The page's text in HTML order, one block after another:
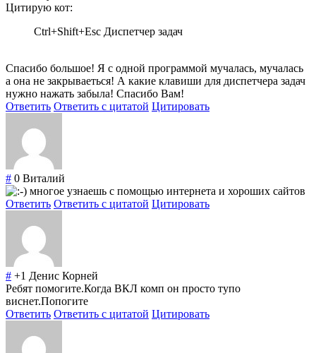
Цитирую кот:
Ctrl+Shift+Esc Диспетчер задач
Спасибо большое! Я с одной программой мучалась, мучалась
а она не закрываеться! А какие клавиши для диспетчера задач
нужно нажать забыла! Спасибо Вам!
Ответить Ответить с цитатой Цитировать
# 0 Виталий
многое узнаешь с помощью интернета и хороших сайтов
Ответить Ответить с цитатой Цитировать
# +1 Денис Корней
Ребят помогите.Когда ВКЛ комп он просто тупо
виснет.Попогите
Ответить Ответить с цитатой Цитировать